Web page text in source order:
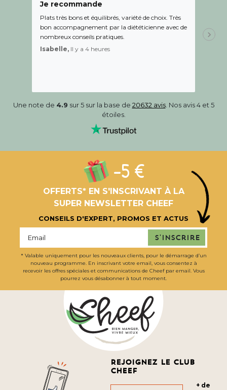
Je recommande
Plats très bons et équilibrés, variété de choix. Très
bon accompagnement par la diététicienne avec de
nombreux conseils pratiques.
Isabelle, Il y a 4 heures
de l
aidé
Une note de 4.9 sur 5 sur la base de 20632 avis. Nos avis 4 et 5
étoiles.
-5 €
OFFERTS* EN S'INSCRIVANT À LA
SUPER NEWSLETTER CHEEF
CONSEILS D'EXPERT, PROMOS ET ACTUS
S'inscrire
* Valable uniquement pour les nouveaux clients, pour le démarrage d’un
nouveau programme. En inscrivant votre email, vous consentez à
recevoir les offres spéciales et communications de Cheef par email. Vous
pourrez vous désabonner à tout moment.
Rejoignez le club
cheef
+ de